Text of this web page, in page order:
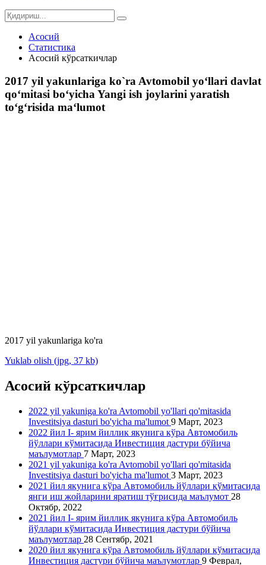
Асосий
Статистика
Асосий кўрсаткичлар
2017 yil yakunlariga ko`ra Avtomobil yo‘llari davlat
qo‘mitasi bo‘yicha Yangi ish joylarini yaratish
to‘g‘risida ma‘lumot
2017 yil yakunlariga ko'ra
Yuklab olish (jpg, 37 kb)
Асосий кўрсаткичлар
2022 yil yakuniga ko'ra Avtomobil yo'llari qo'mitasida
Investitsiya dasturi bo'yicha ma'lumot 9 Март, 2023
2022 йил I- ярим йиллик якунига кўра Автомобиль
йўллари кўмитасида Инвестиция дастури бўйича
маълумотлар 7 Март, 2023
2021 yil yakuniga ko'ra Avtomobil yo'llari qo'mitasida
Investitsiya dasturi bo'yicha ma'lumot 3 Март, 2023
2021 йил якунига кўра Автомобиль йўллари қўмитасида
янги иш жойларини яратиш тўғрисида маълумот 28
Октябр, 2022
2021 йил I- ярим йиллик якунига кўра Автомобиль
йўллари кўмитасида Инвестиция дастури бўйича
маълумотлар 28 Сентябр, 2021
2020 йил якунига кўра Автомобиль йўллари кўмитасида
Инвестиция дастури бўйича маълумотлар 9 Феврал,